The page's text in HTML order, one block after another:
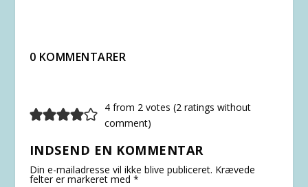
0 KOMMENTARER
4 from 2 votes (2 ratings without
comment)
INDSEND EN KOMMENTAR
Din e-mailadresse vil ikke blive publiceret. Krævede
felter er markeret med *